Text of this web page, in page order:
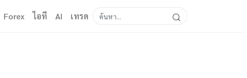
Forex ไอที AI เทรด